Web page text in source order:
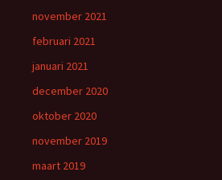
november 2021
februari 2021
januari 2021
december 2020
oktober 2020
november 2019
maart 2019